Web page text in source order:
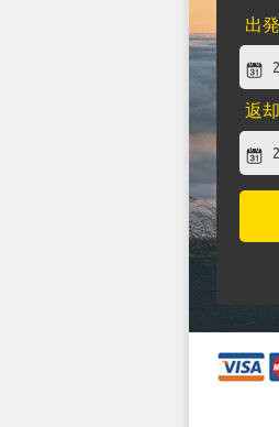
出
返